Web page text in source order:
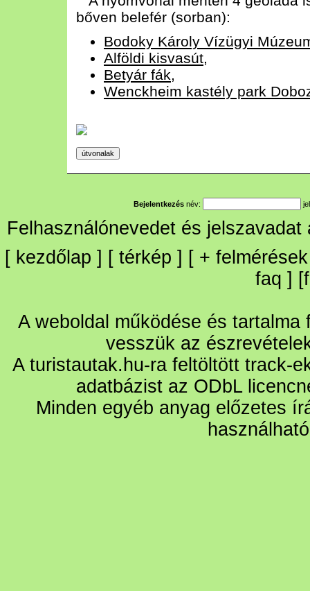
bőven belefér (sorban):
Bodoky Károly Vízügyi
Alföldi kisvasút,
Betyár fák,
Wenckheim kastély park
Bejelentkezés név:
Felhasználónevedet és
[ kezdőlap ] [ térkép ] [ + felmérések
faq ] [
A weboldal működése és
vesszük az
A turistautak.hu-ra feltöltött track-
adatbázist az ODbL
Minden egyéb anyag előzetes